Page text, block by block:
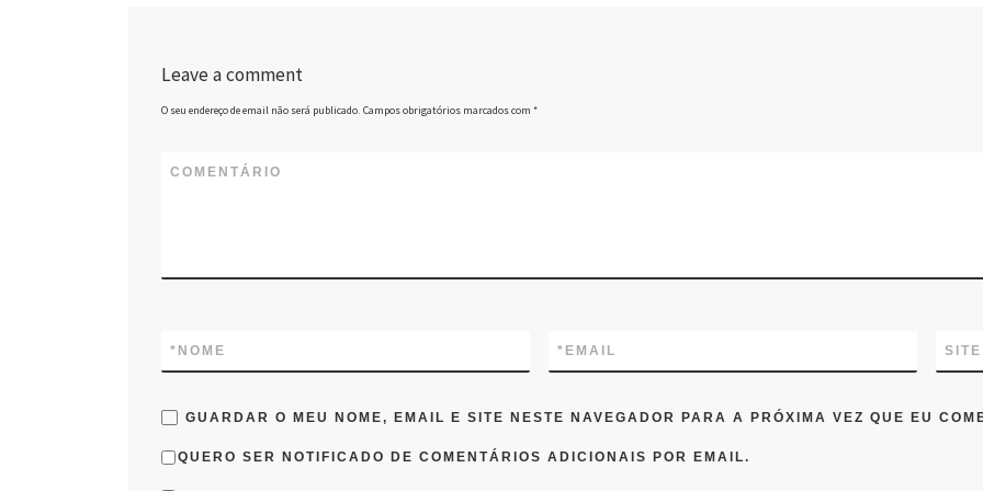
Leave a comment
O seu endereço de email não será publicado. Campos obrigatórios marcados com*
COMENTÁRIO
NOME
* EMAIL
* SITE
GUARDAR O MEU NOME, EMAIL E SITE NESTE NAVEGADOR PARA A PRÓXIMA VEZ QUE EU
QUERO SER NOTIFICADO DE COMENTÁRIOS ADICIONAIS POR EMAIL.